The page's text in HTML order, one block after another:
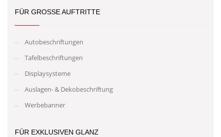
FÜR GROSSE AUFTRITTE
Autobeschriftungen
Tafelbeschriftungen
Displaysysteme
Auslagen- & Dekobeschriftung
Werbebanner
FÜR EXKLUSIVEN GLANZ